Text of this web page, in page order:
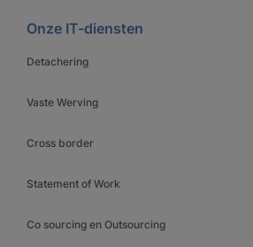
Onze IT-diensten
Detachering
Vaste Werving
Cross border
Statement of Work
Co sourcing en Outsourcing